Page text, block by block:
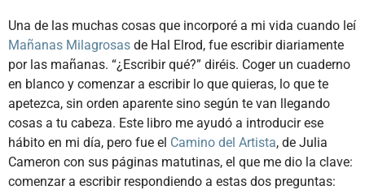
Una de las muchas cosas que incorporé a mi vida cuando leí
Mañanas Milagrosas de Hal Elrod, fue escribir diariamente
por las mañanas. “¿Escribir qué?” diréis. Coger un cuaderno
en blanco y comenzar a escribir lo que quieras, lo que te
apetezca, sin orden aparente sino según te van llegando
cosas a tu cabeza. Este libro me ayudó a introducir ese
hábito en mi día, pero fue el Camino del Artista, de Julia
Cameron con sus páginas matutinas, el que me dio la clave:
comenzar a escribir respondiendo a estas dos preguntas: